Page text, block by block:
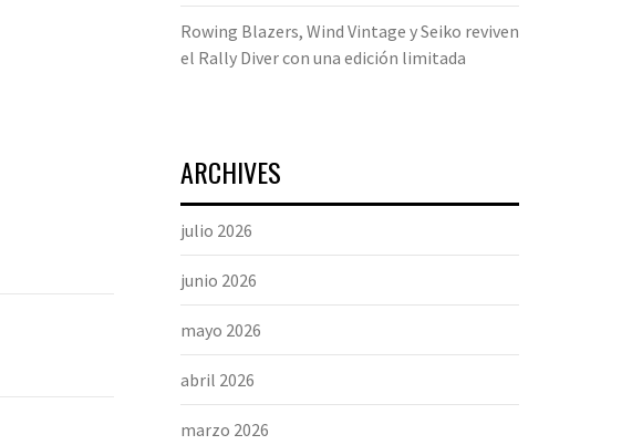
Rowing Blazers, Wind Vintage y Seiko reviven
el Rally Diver con una edición limitada
ARCHIVES
julio 2026
junio 2026
mayo 2026
abril 2026
marzo 2026